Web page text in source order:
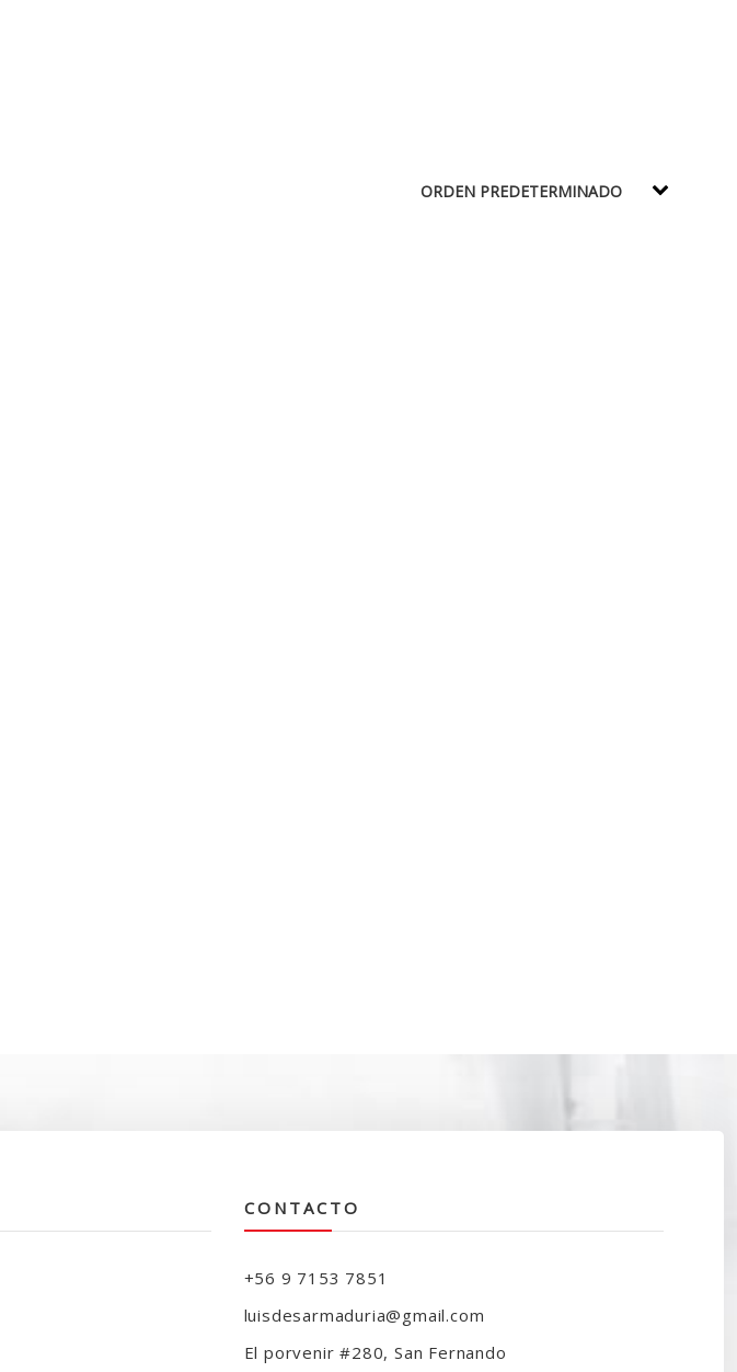
CONTACTO
+56 9 7153 7851
luisdesarmaduria@gmail.com
El porvenir #280, San Fernando